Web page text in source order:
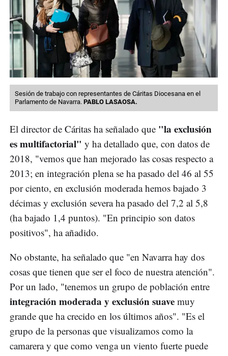
Sesión de trabajo con representantes de Cáritas Diocesana en el
Parlamento de Navarra. PABLO LASAOSA.
El director de Cáritas ha señalado que "la exclusión
es multifactorial" y ha detallado que, con datos de
2018, "vemos que han mejorado las cosas respecto a
2013; en integración plena se ha pasado del 46 al 55
por ciento, en exclusión moderada hemos bajado 3
décimas y exclusión severa ha pasado del 7,2 al 5,8
(ha bajado 1,4 puntos). "En principio son datos
positivos", ha añadido.
No obstante, ha señalado que "en Navarra hay dos
cosas que tienen que ser el foco de nuestra atención".
Por un lado, "tenemos un grupo de población entre
integración moderada y exclusión suave muy
grande que ha crecido en los últimos años". "Es el
grupo de la personas que visualizamos como la
camarera y que como venga un viento fuerte puede